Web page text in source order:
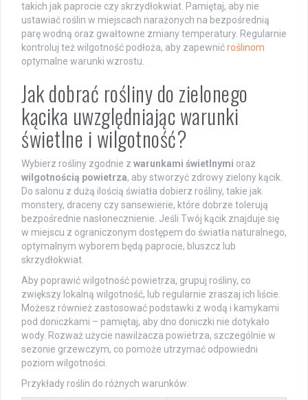
takich jak paprocie czy skrzydłokwiat. Pamiętaj, aby nie
ustawiać roślin w miejscach narażonych na bezpośrednią
parę wodną oraz gwałtowne zmiany temperatury. Regularnie
kontroluj też wilgotność podłoża, aby zapewnićroślinom
optymalne warunki wzrostu.
Jak dobrać rośliny do zielonego
kącika uwzględniając warunki
świetlne i wilgotność?
Wybierz rośliny zgodnie z warunkami świetlnymi oraz
wilgotnością powietrza, aby stworzyć zdrowy zielony kącik.
Do salonu z dużą ilością światła dobierz rośliny, takie jak
monstery, draceny czy sansewierie, które dobrze tolerują
bezpośrednie nasłonecznienie. Jeśli Twój kącik znajduje się
w miejscu z ograniczonym dostępem do światła naturalnego,
optymalnym wyborem będą paprocie, bluszcz lub
skrzydłokwiat.
Aby poprawić wilgotność powietrza, grupuj rośliny, co
zwiększy lokalną wilgotność, lub regularnie zraszaj ich liście.
Możesz również zastosować podstawki z wodą i kamykami
pod doniczkami – pamiętaj, aby dno doniczki nie dotykało
wody. Rozważ użycie nawilżacza powietrza, szczególnie w
sezonie grzewczym, co pomoże utrzymać odpowiedni
poziom wilgotności.
Przykłady roślin do różnych warunków: